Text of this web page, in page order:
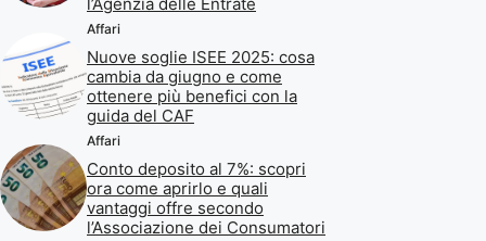
Affari
Nuove soglie ISEE 2025: cosa
cambia da giugno e come
ottenere più benefici con la
guida del CAF
Affari
Conto deposito al 7%: scopri
ora come aprirlo e quali
vantaggi offre secondo
l’Associazione dei Consumatori